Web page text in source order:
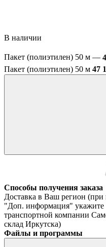
В наличии
Пакет (полиэтилен) 50 м —
Пакет (полиэтилен) 50 м 47
Способы получения заказа
Доставка в Ваш регион (при
"Доп. информация" укажите
транспортной компании
склад Иркутска)
Файлы и программы